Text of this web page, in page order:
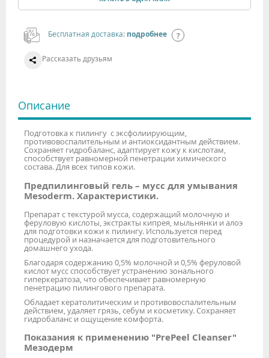
Бесплатная доставка: подробнее
Рассказать друзьям
Описание
Подготовка к пилингу с эксфолиирующим,
противовоспалительным и антиоксидантным действием.
Сохраняет гидробаланс, адаптирует кожу к кислотам,
способствует равномерной пенетрации химического
состава. Для всех типов кожи.
Предпилинговый гель – мусс для умывания
Mesoderm. Характеристики.
Препарат с текстурой мусса, содержащий молочную и
феруловую кислоты, экстракты кипрея, мыльнянки и алоэ
для подготовки кожи к пилингу. Используется перед
процедурой и назначается для подготовительного
домашнего ухода.
Благодаря содержанию 0,5% молочной и 0,5% феруловой
кислот мусс способствует устранению зонального
гиперкератоза, что обеспечивает равномерную
пенетрацию пилингового препарата.
Обладает кератолитическим и противовоспалительным
действием, удаляет грязь, себум и косметику. Сохраняет
гидробаланс и ощущение комфорта.
Показания к применению "PrePeel Cleanser"
Мезодерм